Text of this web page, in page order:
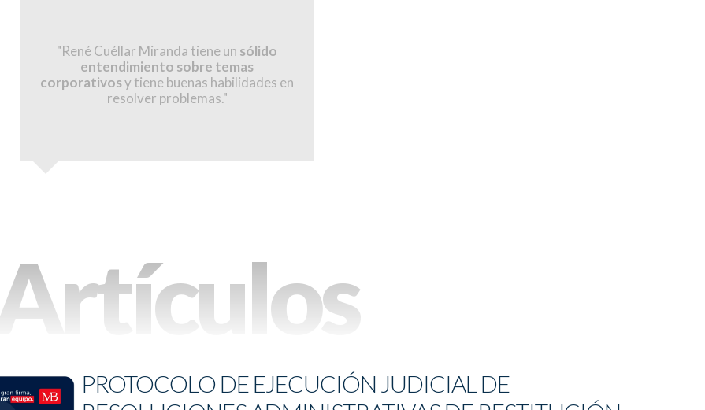
"René Cuéllar Miranda tiene un sólido
entendimiento sobre temas
corporativosy tiene buenas habilidades en
resolver problemas."
Artículos
PROTOCOLO DE EJECUCIÓN JUDICIAL DE